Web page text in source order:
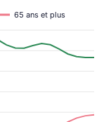
65 ans et plus